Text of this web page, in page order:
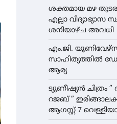
ശക്തമായ മഴ
എല്ലാ
ശനിയാഴ്ച അവധി
എം.ജി.
സാഹിത്യത്തിൽ
ആര്യ
ട്യുണീഷ്യൻ ചിത്രം
റജബ് ”
ആഗസ്റ്റ് 7